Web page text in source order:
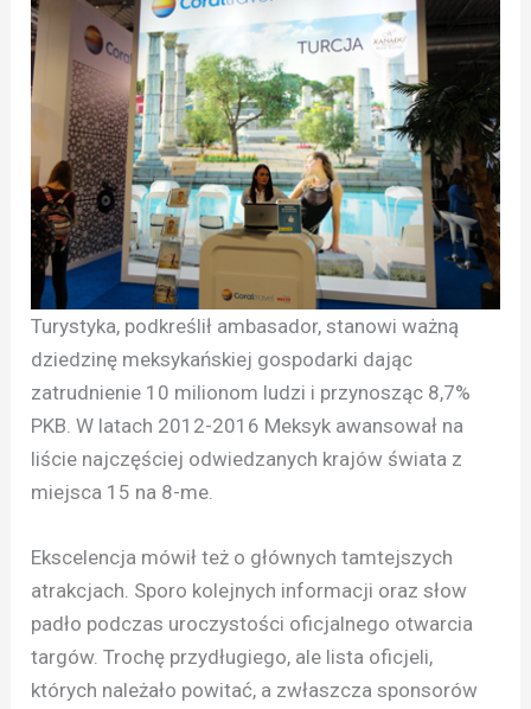
Turystyka, podkreślił ambasador, stanowi ważną
dziedzinę meksykańskiej gospodarki dając
zatrudnienie 10 milionom ludzi i przynosząc 8,7%
PKB. W latach 2012-2016 Meksyk awansował na
liście najczęściej odwiedzanych krajów świata z
miejsca 15 na 8-me.
Ekscelencja mówił też o głównych tamtejszych
atrakcjach. Sporo kolejnych informacji oraz słow
padło podczas uroczystości oficjalnego otwarcia
targów. Trochę przydługiego, ale lista oficjeli,
których należało powitać, a zwłaszcza sponsorów